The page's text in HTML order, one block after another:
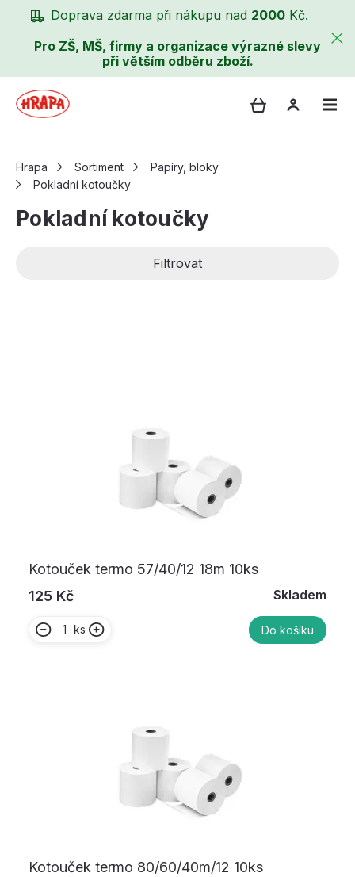
Doprava zdarma při nákupu nad 2000 Kč.
Pro ZŠ, MŠ, firmy a organizace výrazné slevy
při větším odběru zboží.
Hrapa Sortiment
Papíry, bloky
Pokladní kotoučky
Pokladní kotoučky
Filtrovat
Kotouček termo 57/40/12 18m 10ks
125 Kč
Skladem
ks Do košíku
Kotouček termo 80/60/40m/12 10ks